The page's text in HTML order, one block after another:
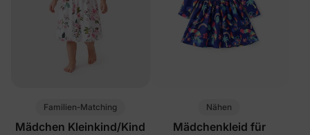
Familien-Matching
Mädchen Kleinkind/Kind
Nähen
Mädchenkleid für